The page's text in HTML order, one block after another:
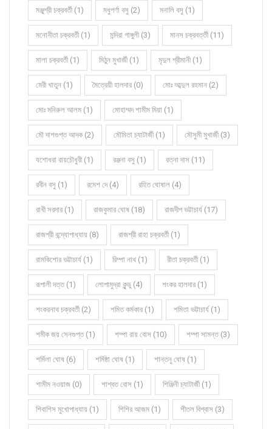
মঞ্জুশ্রী চক্রবর্তী (1) মধুপর্ণা বসু (2) মনালি বসু (1)
মনোনীতা চক্রবর্তী (1) মন্দিরা গাঙ্গুলী (3) মানস চক্রবর্ত্তী (11)
মালা চক্রবর্তী (1) মিঠুন মুখার্জী (1) মৃদুল শ্রীমানী (1)
মেরী খাতুন (1) মৈত্রেয়ী হালদার (0) মোঃ আব্দুল রহমান (2)
মোঃ মনিরুল আলম (1) মোহাম্মদ শামীম মিয়া (1)
মৌ দাশগুপ্ত আদক (2) মৌমিতা চ্যাটার্জী (1) মৌসুমী মুখার্জী (3)
যশোধরা রায়চৌধুরী (1) রঞ্জনা বসু (1) রত্না দাস (11)
রবীন বসু (1) রমেশ দে (4) রহিত ঘোষাল (4)
রাখী সরদার (1) রাজকুমার ঘোষ (18) রাজদীপ ভট্টাচার্য (17)
রাজশ্রী বন্দ্যোপাধ্যায় (8) রাজশ্রী রাহা চক্রবর্তী (1)
রামকিশোর ভট্টাচার্য (1) রিম্পা নাথ (1) রীতা চক্রবর্তী (1)
রূপালী দত্ত (1) লোপামুদ্রা কুন্ডু (4) শংকর হালদার (1)
শংকরনাথ চক্রবর্তী (2) শমিত কর্মকার (1) শমিতা ভট্টাচার্য (1)
শমীক জয় সেনগুপ্ত (1) শম্পা রায় বোস (10) শম্পা সামন্ত (3)
শর্মিলা ঘোষ (6) শর্মিষ্ঠা ঘোষ (1) শান্তনু ঘোষ (1)
শামীম নওয়াজ (0) শাশ্বত বোস (1) শিঞ্জিনী চ্যাটার্জী (1)
শিবাশিস মুখোপাধ্যায় (1) শিশির আজম (1) শীতল বিশ্বাস (3)